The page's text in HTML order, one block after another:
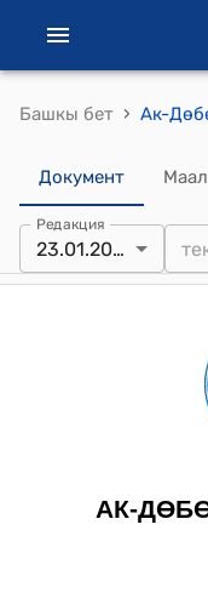
Башкы бет ›
Документ
Редакция
23.01.2020